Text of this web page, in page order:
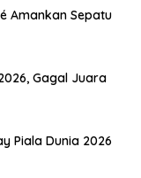
Amankan Sepatu
Gagal Juara
Piala Dunia 2026